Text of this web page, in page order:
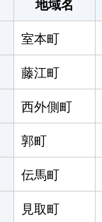
地域名
室本町
藤江町
西外側町
郭町
伝馬町
見取町